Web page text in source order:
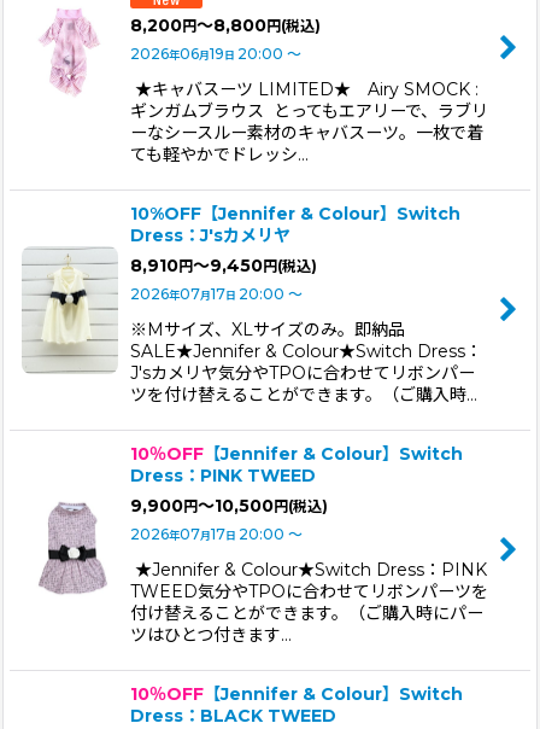
8,200円～8,800円 (税込)
2026年06月19日 20:00 ～
★キャバスーツ LIMITED★ Airy SMOCK :
ギンガムブラウス とってもエアリーで、ラブリ
ーなシースルー素材のキャバスーツ。一枚で着
ても軽やかでドレッシ…
10%OFF【Jennifer & Colour】Switch
Dress：J'sカメリヤ
8,910円～9,450円 (税込)
2026年07月17日 20:00 ～
※Mサイズ、XLサイズのみ。即納品
SALE★Jennifer & Colour★Switch Dress：
J'sカメリヤ気分やTPOに合わせてリボンパー
ツを付け替えることができます。（ご購入時…
10％OFF 【Jennifer & Colour】Switch
Dress：PINK TWEED
9,900円～10,500円 (税込)
2026年07月17日 20:00 ～
★Jennifer & Colour★Switch Dress：PINK
TWEED気分やTPOに合わせてリボンパーツを
付け替えることができます。（ご購入時にパー
ツはひとつ付きます…
10％OFF 【Jennifer & Colour】Switch
Dress：BLACK TWEED